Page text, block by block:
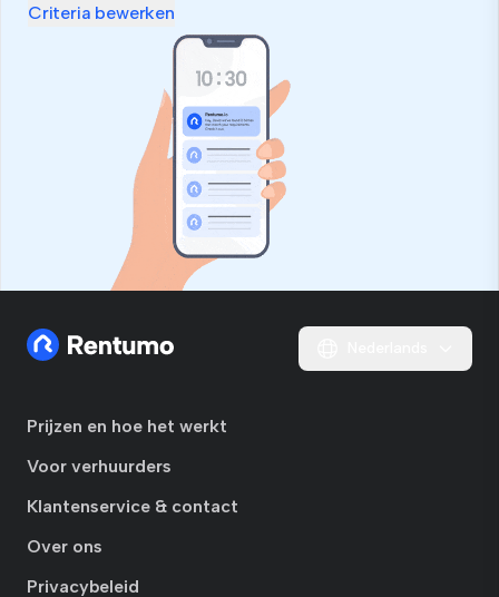
dit
Criteria bewerken
Prijzen en hoe het werkt
Voor verhuurders
Klantenservice & contact
Over ons
Privacybeleid